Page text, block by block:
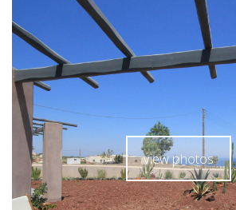
view photos